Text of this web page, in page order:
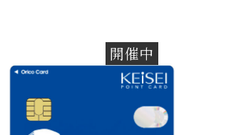
開催中